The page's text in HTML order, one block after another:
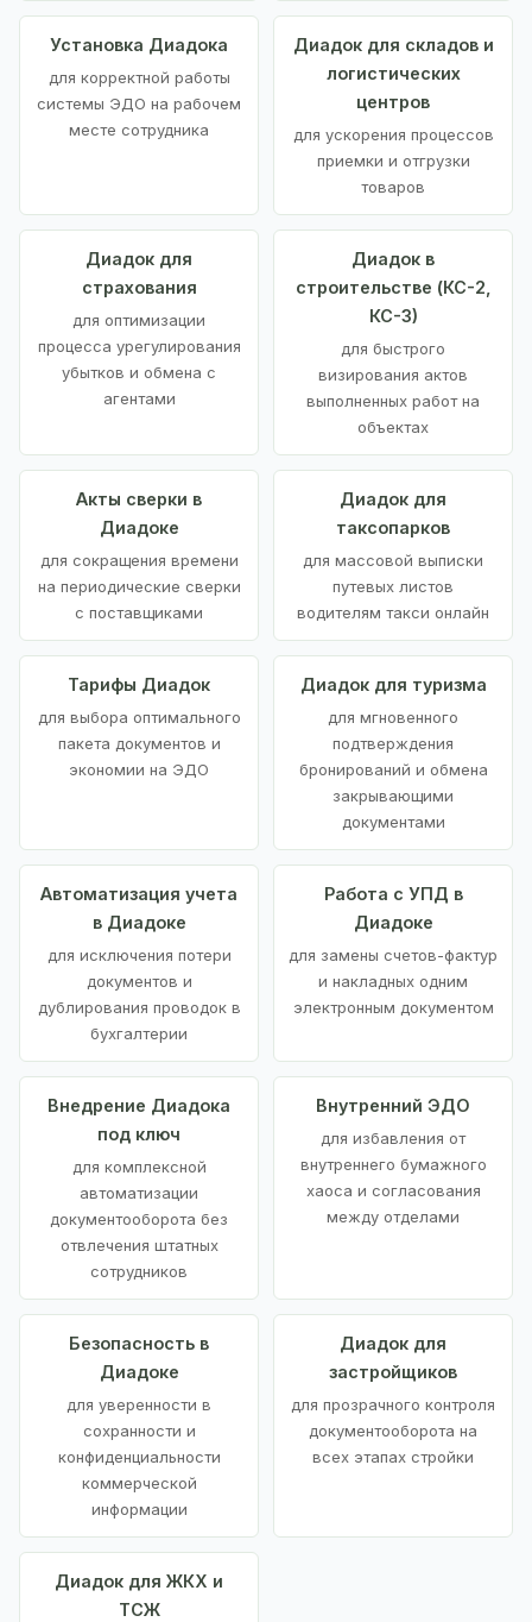
Установка Диадока
для корректной работы
системы ЭДО на рабочем
месте сотрудника
Диадок для складов и
логистических
центров
для ускорения процессов
приемки и отгрузки
товаров
Диадок для
страхования
для оптимизации
процесса урегулирования
убытков и обмена с
агентами
Диадок в
строительстве (КС-2,
КС-3)
для быстрого
визирования актов
выполненных работ на
объектах
Акты сверки в
Диадоке
для сокращения времени
на периодические сверки
с поставщиками
Диадок для
таксопарков
для массовой выписки
путевых листов
водителям такси онлайн
Тарифы Диадок
для выбора оптимального
пакета документов и
экономии на ЭДО
Диадок для туризма
для мгновенного
подтверждения
бронирований и обмена
закрывающими
документами
Автоматизация учета
в Диадоке
для исключения потери
документов и
дублирования проводок в
бухгалтерии
Работа с УПД в
Диадоке
для замены счетов-фактур
и накладных одним
электронным документом
Внедрение Диадока
под ключ
для комплексной
автоматизации
документооборота без
отвлечения штатных
сотрудников
Внутренний ЭДО
для избавления от
внутреннего бумажного
хаоса и согласования
между отделами
Безопасность в
Диадоке
для уверенности в
сохранности и
конфиденциальности
коммерческой
информации
Диадок для
застройщиков
для прозрачного контроля
документооборота на
всех этапах стройки
Диадок для ЖКХ и
ТСЖ